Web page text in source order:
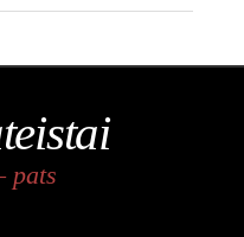
pats